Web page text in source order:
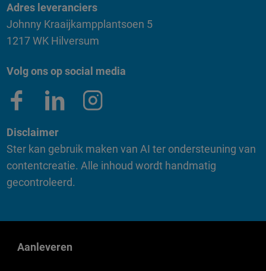
Adres leveranciers
Johnny Kraaijkampplantsoen 5
1217 WK Hilversum
Volg ons op social media
Disclaimer
Ster kan gebruik maken van AI ter ondersteuning van
contentcreatie. Alle inhoud wordt handmatig
gecontroleerd.
Aanleveren